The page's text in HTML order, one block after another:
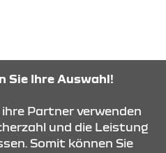
Sie Ihre Auswahl!
Partner verwenden
und die Leistung
Somit können Sie